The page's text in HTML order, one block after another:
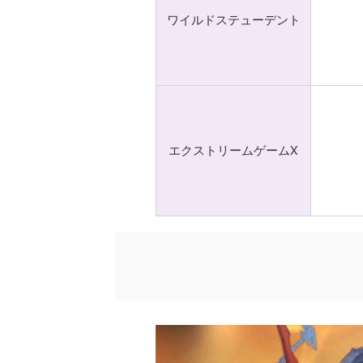
ワイルドステューデント
エクストリームゲームX